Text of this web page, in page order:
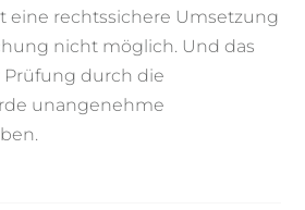
eine rechtssichere Umsetzung
nicht möglich. Und das
Prüfung durch die
unangenehme